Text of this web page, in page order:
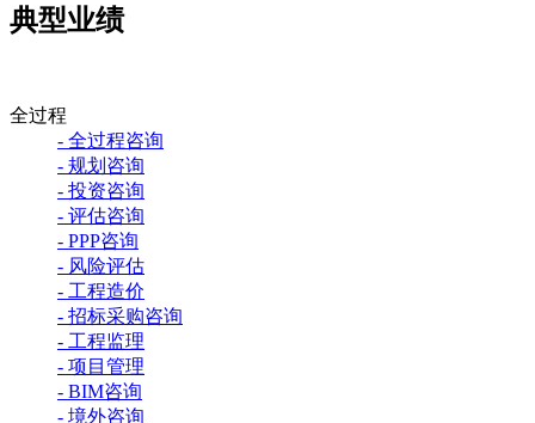
典型业绩
全过程
- 全过程咨询
- 规划咨询
- 投资咨询
- 评估咨询
- PPP咨询
- 风险评估
- 工程造价
- 招标采购咨询
- 工程监理
- 项目管理
- BIM咨询
- 境外咨询